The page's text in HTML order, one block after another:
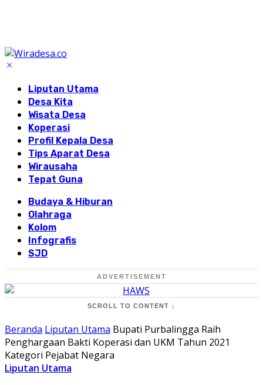
Liputan Utama
Desa Kita
Wisata Desa
Koperasi
Profil Kepala Desa
Tips Aparat Desa
Wirausaha
Tepat Guna
Budaya & Hiburan
Olahraga
Kolom
Infografis
SJD
ADVERTISEMENT
SCROLL TO CONTENT ↓
Beranda Liputan Utama Bupati Purbalingga Raih
Penghargaan Bakti Koperasi dan UKM Tahun 2021
Kategori Pejabat Negara
Liputan Utama